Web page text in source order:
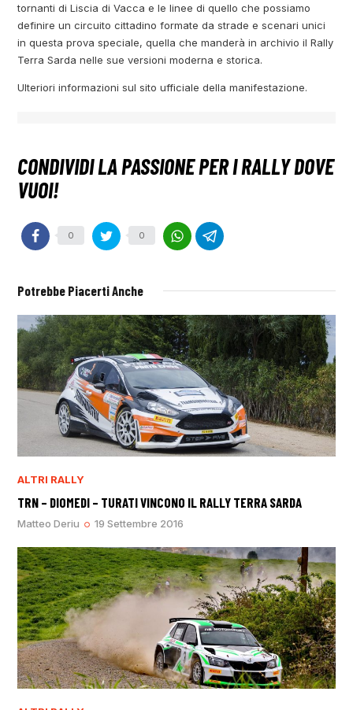
tornanti di Liscia di Vacca e le linee di quello che possiamo
definire un circuito cittadino formate da strade e scenari unici
in questa prova speciale, quella che manderà in archivio il Rally
Terra Sarda nelle sue versioni moderna e storica.
Ulteriori informazioni sul sito ufficiale della manifestazione.
0 0
Potrebbe Piacerti Anche
ALTRI RALLY
TRN – DIOMEDI – TURATI VINCONO IL RALLY TERRA SARDA
Matteo Deriu 19 Settembre 2016